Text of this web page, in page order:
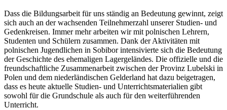
Dass die Bildungsarbeit für uns ständig an Bedeutung gewinnt, zeigt
sich auch an der wachsenden Teilnehmerzahl unserer Studien- und
Gedenkreisen. Immer mehr arbeiten wir mit polnischen Lehrern,
Studenten und Schülern zusammen. Dank der Aktivitäten mit
polnischen Jugendlichen in Sobibor intensivierte sich die Bedeutung
der Geschichte des ehemaligen Lagergeländes. Die offizielle und die
freundschaftliche Zusammenarbeit zwischen der Provinz Lubelski in
Polen und dem niederländischen Gelderland hat dazu beigetragen,
dass es heute aktuelle Studien- und Unterrichtsmaterialien gibt
sowohl für die Grundschule als auch für den weiterführenden
Unterricht.